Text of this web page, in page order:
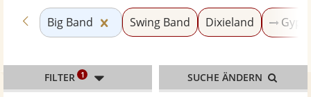
Zurück zu «Jazz»
Big Band Kategorie «Big Band» zurücksetzen
Swing Band Dixieland
FILTER 1 SUCHE ÄNDERN